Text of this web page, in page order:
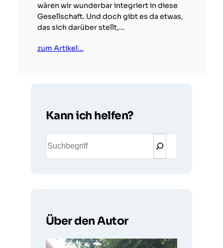
wären wir wunderbar integriert in diese
Gesellschaft. Und doch gibt es da etwas,
das sich darüber stellt,…
zum Artikel…
Kann ich helfen?
u
c
Über den Autor